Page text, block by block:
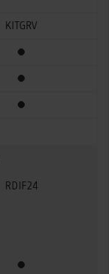
KITGRV
Standarta aprīkojums
Standarta aprīkojums
Standarta aprīkojums
RDIF24
Standarta aprīkojums